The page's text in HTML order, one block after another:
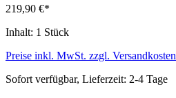
219,90 €*
Inhalt: 1 Stück
Preise inkl. MwSt. zzgl. Versandkosten
Sofort verfügbar, Lieferzeit: 2-4 Tage